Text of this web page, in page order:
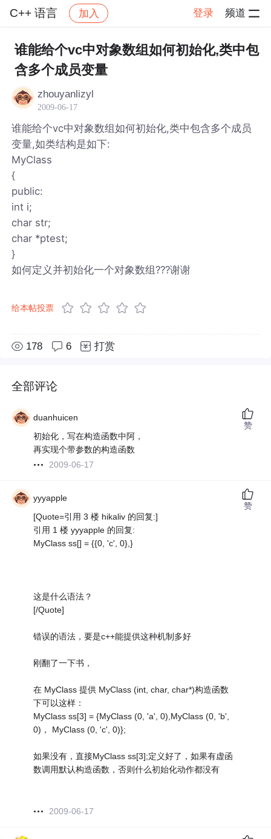
C++ 语言 加入 登录 频道
社区 C++ 语言 帖子详情
谁能给个vc中对象数组如何初始化,类中包
含多个成员变量
zhouyanlizyl
2009-06-17
谁能给个vc中对象数组如何初始化,类中包含多个成员
变量,如类结构是如下:
MyClass
{
public:
int i;
char str;
char *ptest;
}
如何定义并初始化一个对象数组???谢谢
给本帖投票
178 6 打赏
全部评论
duanhuicen
初始化，写在构造函数中阿，
再实现个带参数的构造函数
2009-06-17
赞
yyyapple
[Quote=引用 3 楼 hikaliv 的回复:]
引用 1 楼 yyyapple 的回复:
MyClass ss[] = {{0, 'c', 0},}
这是什么语法？
[/Quote]
错误的语法，要是c++能提供这种机制多好
刚翻了一下书，
在 MyClass 提供 MyClass (int, char, char*)构造函数
下可以这样：
MyClass ss[3] = {MyClass (0, 'a', 0),MyClass (0, 'b',
0)， MyClass (0, 'c', 0)};
如果没有，直接MyClass ss[3];定义好了，如果有虚函
数调用默认构造函数，否则什么初始化动作都没有
2009-06-17
赞